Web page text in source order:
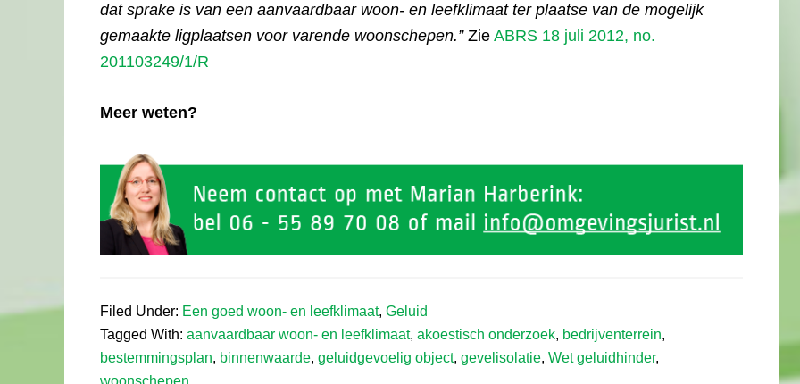
dat sprake is van een aanvaardbaar woon- en leefklimaat ter plaatse van de mogelijk
gemaakte ligplaatsen voor varende woonschepen.” Zie ABRS 18 juli 2012, no.
201103249/1/R
Meer weten?
Filed Under: Een goed woon- en leefklimaat, Geluid
Tagged With: aanvaardbaar woon- en leefklimaat, akoestisch onderzoek, bedrijventerrein,
bestemmingsplan, binnenwaarde, geluidgevoelig object, gevelisolatie, Wet geluidhinder,
woonschepen